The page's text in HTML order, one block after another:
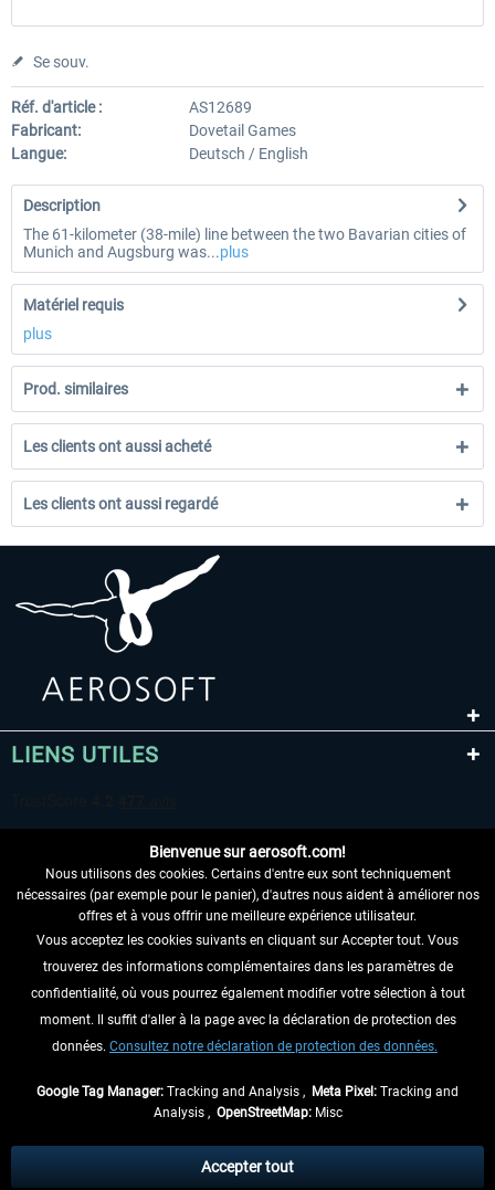
Se souv.
Réf. d'article :
AS12689
Fabricant:
Dovetail Games
Langue:
Deutsch / English
Description
The 61-kilometer (38-mile) line between the two Bavarian cities of
Munich and Augsburg was...plus
Matériel requis
plus
Prod. similaires
Les clients ont aussi acheté
Les clients ont aussi regardé
LIENS UTILES
RENONCER AU CONTRAT ICI
INFORMATIONS
NE MANQUEZ PAS LES DERNIÈRES
échéant, frais de remboursement, si aucune description contraire.
Bienvenue sur aerosoft.com!
Nous utilisons des cookies. Certains d'entre eux sont techniquement
nécessaires (par exemple pour le panier), d'autres nous aident à améliorer nos
offres et à vous offrir une meilleure expérience utilisateur.
Vous acceptez les cookies suivants en cliquant sur Accepter tout. Vous
trouverez des informations complémentaires dans les paramètres de
confidentialité, où vous pourrez également modifier votre sélection à tout
moment. Il suffit d'aller à la page avec la déclaration de protection des
données. Consultez notre déclaration de protection des données.
Google Tag Manager: Tracking and Analysis , Meta Pixel: Tracking and
Analysis , OpenStreetMap:Misc
Accepter tout